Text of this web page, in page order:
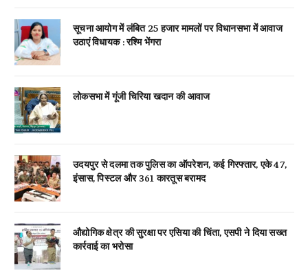
सूचना आयोग में लंबित 25 हजार मामलों पर विधानसभा में आवाज
उठाएं विधायक : रश्मि भेंगरा
लोकसभा में गूंजी चिरिया खदान की आवाज
उदयपुर से दलमा तक पुलिस का ऑपरेशन, कई गिरफ्तार, एके 47,
इंसास, पिस्टल और 361 कारतूस बरामद
औद्योगिक क्षेत्र की सुरक्षा पर एसिया की चिंता, एसपी ने दिया सख्त
कार्रवाई का भरोसा